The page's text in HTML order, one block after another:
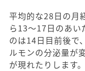
平均的な28日の月
ら13～17日のあい
のは14日目前後で
ルモンの分泌量が
が現れたりします。